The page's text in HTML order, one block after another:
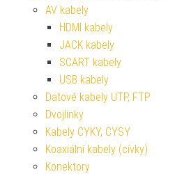
AV kabely
HDMI kabely
JACK kabely
SCART kabely
USB kabely
Datové kabely UTP, FTP
Dvojlinky
Kabely CYKY, CYSY
Koaxiální kabely (cívky)
Konektory